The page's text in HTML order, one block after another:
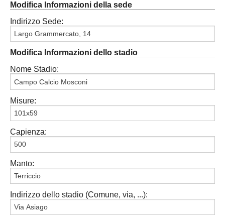
Modifica Informazioni della sede
Indirizzo Sede:
Modifica Informazioni dello stadio
Nome Stadio:
Misure:
Capienza:
Manto:
Indirizzo dello stadio (Comune, via, ...):